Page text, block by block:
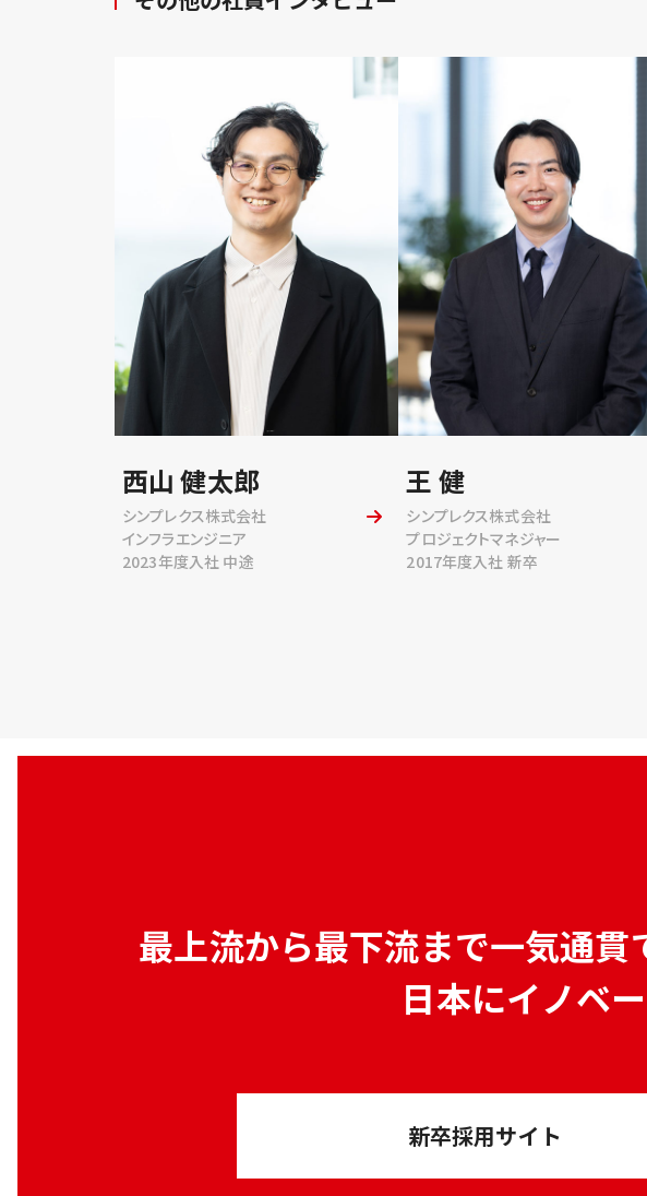
西山 健太郎
シンプレクス株式会社
インフラエンジニア
2023年度入社 中途
王 健
シンプレクス株式会社
プロジェクトマネジャー
2017年度入社 新卒
最上流から最下流まで一気通貫
日本にイノベ
新卒採用サイト